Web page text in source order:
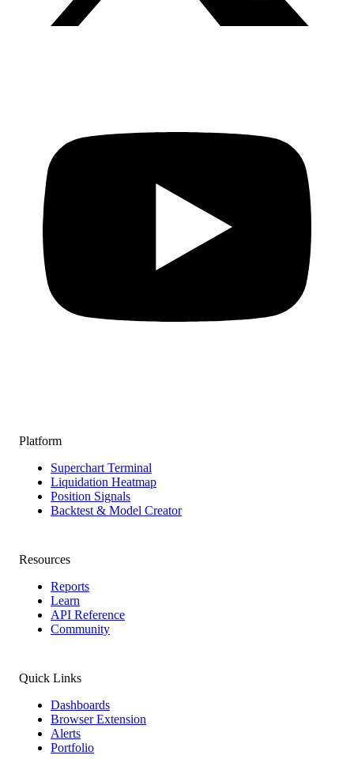
Platform
Superchart Terminal
Liquidation Heatmap
Position Signals
Backtest & Model Creator
Resources
Reports
Learn
API Reference
Community
Quick Links
Dashboards
Browser Extension
Alerts
Portfolio